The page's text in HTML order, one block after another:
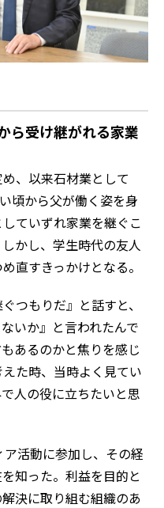
ら受け継がれる家業
、以来石材業として
頃から父が働く姿を身
ていずれ家業を継ぐこ
かし、学生時代の友人
直すきっかけとなる。
つもりだ』と話すと、
いか』と言われたんで
あるのかと焦りを感じ
た時、当時よく見てい
人の役に立ちたいと思
活動に参加し、その経
知った。利益を目的と
決に取り組む組織のあ